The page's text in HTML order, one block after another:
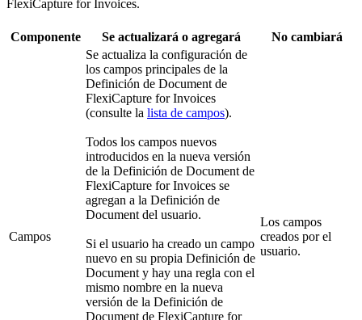
FlexiCapture for Invoices.
Componente Se actualizará o agregará No cambiará
Campos
Se actualiza la configuración de
los campos principales de la
Definición de Document de
FlexiCapture for Invoices
(consulte la lista de campos).
Todos los campos nuevos
introducidos en la nueva versión
de la Definición de Document de
FlexiCapture for Invoices se
agregan a la Definición de
Document del usuario.
Si el usuario ha creado un campo
nuevo en su propia Definición de
Document y hay una regla con el
mismo nombre en la nueva
versión de la Definición de
Document de FlexiCapture for
Los campos
creados por el
usuario.